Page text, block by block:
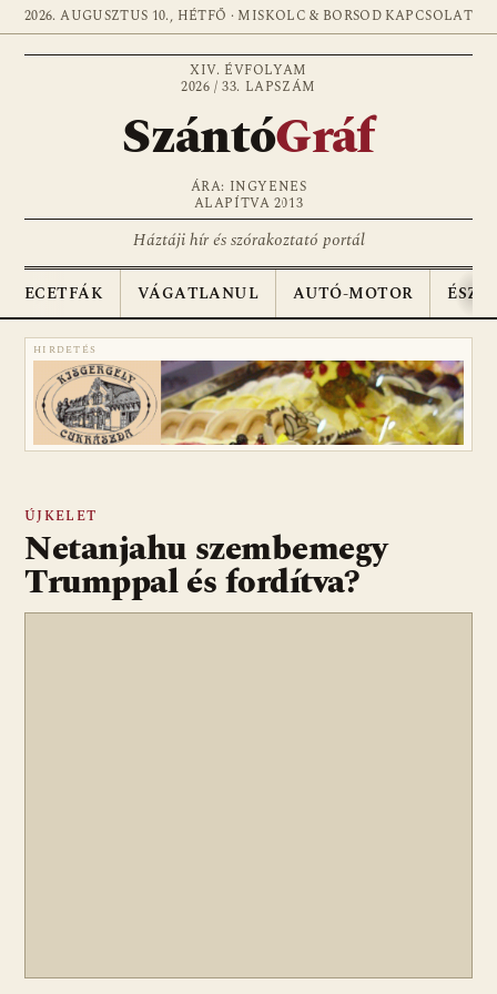
2026. AUGUSZTUS 10., HÉTFŐ · MISKOLC & BORSOD KAPCSOLAT
XIV. ÉVFOLYAM
2026 / 33. LAPSZÁM
SzántóGráf
ÁRA: INGYENES
ALAPÍTVA 2013
Háztáji hír és szórakoztató portál
ECETFÁK VÁGATLANUL AUTÓ-MOTOR
HIRDETÉS
ÚJKELET
Netanjahu szembemegy
Trumppal és fordítva?